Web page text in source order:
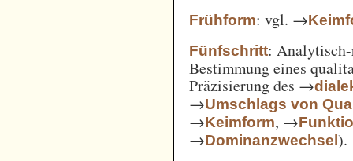
Frühform: vgl. →
Fünfschritt:
Bestimmung eines
Präzisierung des →
→Umschlags von
→Keimform, →
→Dominanzwechsel).